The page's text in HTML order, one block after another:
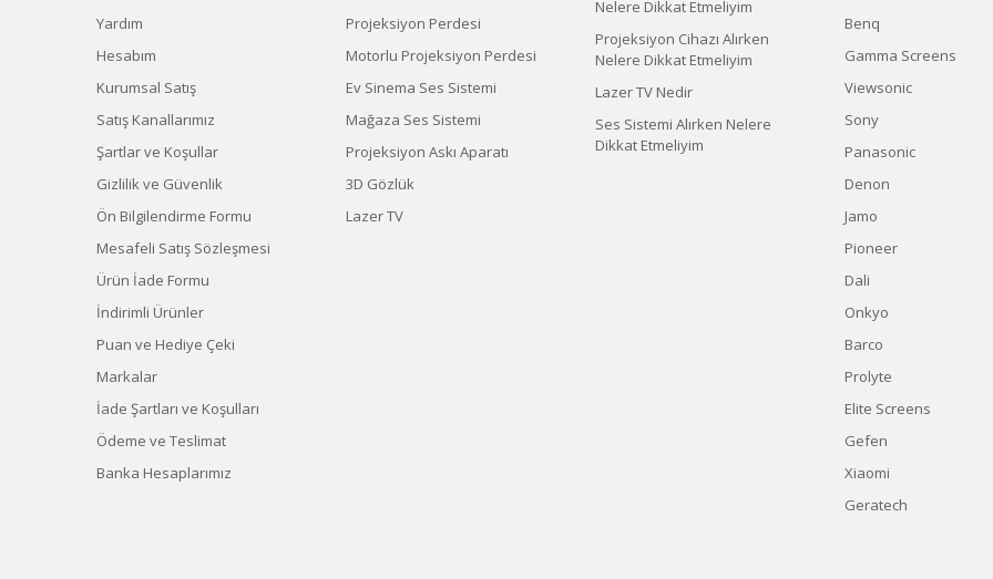
Yardım
Hesabım
Kurumsal Satış
Satış Kanallarımız
Şartlar ve Koşullar
Gizlilik ve Güvenlik
Ön Bilgilendirme Formu
Mesafeli Satış Sözleşmesi
Ürün İade Formu
İndirimli Ürünler
Puan ve Hediye Çeki
Markalar
İade Şartları ve Koşulları
Ödeme ve Teslimat
Banka Hesaplarımız
Projeksiyon Perdesi
Motorlu Projeksiyon Perdesi
Ev Sinema Ses Sistemi
Mağaza Ses Sistemi
Projeksiyon Askı Aparatı
3D Gözlük
Lazer TV
Nelere Dikkat Etmeliyim
Projeksiyon Cihazı Alırken
Nelere Dikkat Etmeliyim
Lazer TV Nedir
Ses Sistemi Alırken Nelere
Dikkat Etmeliyim
Benq
Gamma Screens
Viewsonic
Sony
Panasonic
Denon
Jamo
Pioneer
Dali
Onkyo
Barco
Prolyte
Elite Screens
Gefen
Xiaomi
Geratech